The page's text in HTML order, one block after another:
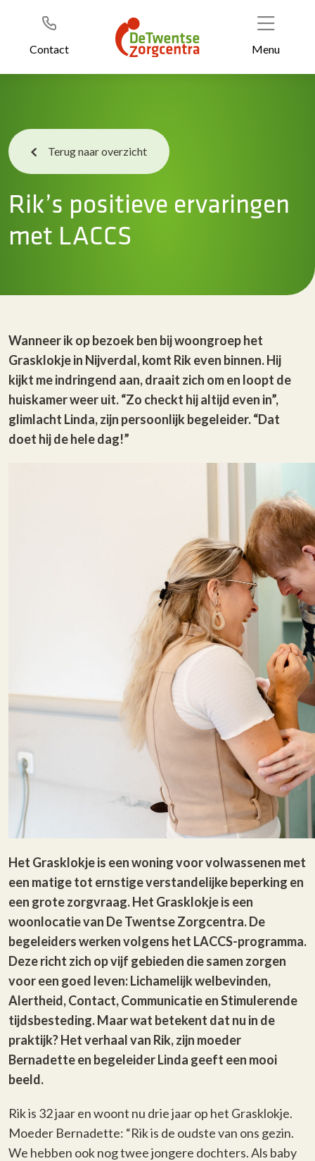
Header
Contact Menu
Terug naar overzicht
Rik’s positieve ervaringen
met LACCS
Wanneer ik op bezoek ben bij woongroep het
Grasklokje in Nijverdal, komt Rik even binnen. Hij
kijkt me indringend aan, draait zich om en loopt de
huiskamer weer uit. “Zo checkt hij altijd even in”,
glimlacht Linda, zijn persoonlijk begeleider. “Dat
doet hij de hele dag!”
Het Grasklokje is een woning voor volwassenen met
een matige tot ernstige verstandelijke beperking en
een grote zorgvraag. Het Grasklokje is een
woonlocatie van De Twentse Zorgcentra. De
begeleiders werken volgens het LACCS-programma.
Deze richt zich op vijf gebieden die samen zorgen
voor een goed leven: Lichamelijk welbevinden,
Alertheid, Contact, Communicatie en Stimulerende
tijdsbesteding. Maar wat betekent dat nu in de
praktijk? Het verhaal van Rik, zijn moeder
Bernadette en begeleider Linda geeft een mooi
beeld.
Rik is 32 jaar en woont nu drie jaar op het Grasklokje.
Moeder Bernadette: “Rik is de oudste van ons gezin.
We hebben ook nog twee jongere dochters. Als baby